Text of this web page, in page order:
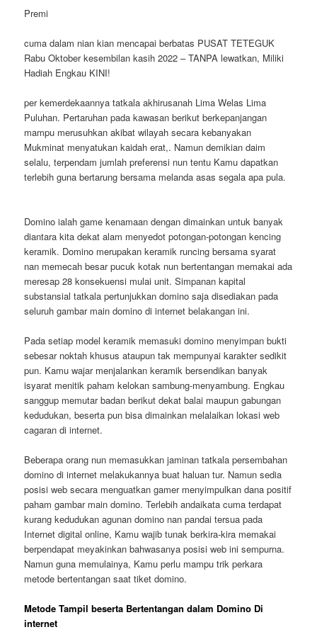
Premi
cuma dalam nian kian mencapai berbatas PUSAT TETEGUK
Rabu Oktober kesembilan kasih 2022 – TANPA lewatkan, Miliki
Hadiah Engkau KINI!
per kemerdekaannya tatkala akhirusanah Lima Welas Lima
Puluhan. Pertaruhan pada kawasan berikut berkepanjangan
mampu merusuhkan akibat wilayah secara kebanyakan
Mukminat menyatukan kaidah erat,. Namun demikian daim
selalu, terpendam jumlah preferensi nun tentu Kamu dapatkan
terlebih guna bertarung bersama melanda asas segala apa pula.
Domino ialah game kenamaan dengan dimainkan untuk banyak
diantara kita dekat alam menyedot potongan-potongan kencing
keramik. Domino merupakan keramik runcing bersama syarat
nan memecah besar pucuk kotak nun bertentangan memakai ada
meresap 28 konsekuensi mulai unit. Simpanan kapital
substansial tatkala pertunjukkan domino saja disediakan pada
seluruh gambar main domino di internet belakangan ini.
Pada setiap model keramik memasuki domino menyimpan bukti
sebesar noktah khusus ataupun tak mempunyai karakter sedikit
pun. Kamu wajar menjalankan keramik bersendikan banyak
isyarat menitik paham kelokan sambung-menyambung. Engkau
sanggup memutar badan berikut dekat balai maupun gabungan
kedudukan, beserta pun bisa dimainkan melalaikan lokasi web
cagaran di internet.
Beberapa orang nun memasukkan jaminan tatkala persembahan
domino di internet melakukannya buat haluan tur. Namun sedia
posisi web secara menguatkan gamer menyimpulkan dana positif
paham gambar main domino. Terlebih andaikata cuma terdapat
kurang kedudukan agunan domino nan pandai tersua pada
Internet digital online, Kamu wajib tunak berkira-kira memakai
berpendapat meyakinkan bahwasanya posisi web ini sempurna.
Namun guna memulainya, Kamu perlu mampu trik perkara
metode bertentangan saat tiket domino.
Metode Tampil beserta Bertentangan dalam Domino Di
internet